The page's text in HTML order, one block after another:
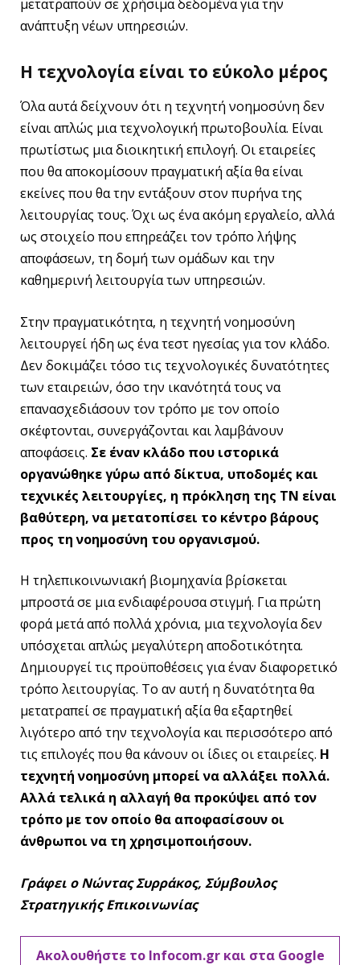
μετατραπούν σε χρήσιμα δεδομένα για την
ανάπτυξη νέων υπηρεσιών.
Η τεχνολογία είναι το εύκολο μέρος
Όλα αυτά δείχνουν ότι η τεχνητή νοημοσύνη δεν
είναι απλώς μια τεχνολογική πρωτοβουλία. Είναι
πρωτίστως μια διοικητική επιλογή. Οι εταιρείες
που θα αποκομίσουν πραγματική αξία θα είναι
εκείνες που θα την εντάξουν στον πυρήνα της
λειτουργίας τους. Όχι ως ένα ακόμη εργαλείο, αλλά
ως στοιχείο που επηρεάζει τον τρόπο λήψης
αποφάσεων, τη δομή των ομάδων και την
καθημερινή λειτουργία των υπηρεσιών.
Στην πραγματικότητα, η τεχνητή νοημοσύνη
λειτουργεί ήδη ως ένα τεστ ηγεσίας για τον κλάδο.
Δεν δοκιμάζει τόσο τις τεχνολογικές δυνατότητες
των εταιρειών, όσο την ικανότητά τους να
επανασχεδιάσουν τον τρόπο με τον οποίο
σκέφτονται, συνεργάζονται και λαμβάνουν
αποφάσεις. Σε έναν κλάδο που ιστορικά
οργανώθηκε γύρω από δίκτυα, υποδομές και
τεχνικές λειτουργίες, η πρόκληση της ΤΝ είναι
βαθύτερη, να μετατοπίσει το κέντρο βάρους
προς τη νοημοσύνη του οργανισμού.
Η τηλεπικοινωνιακή βιομηχανία βρίσκεται
μπροστά σε μια ενδιαφέρουσα στιγμή. Για πρώτη
φορά μετά από πολλά χρόνια, μια τεχνολογία δεν
υπόσχεται απλώς μεγαλύτερη αποδοτικότητα.
Δημιουργεί τις προϋποθέσεις για έναν διαφορετικό
τρόπο λειτουργίας. Το αν αυτή η δυνατότητα θα
μετατραπεί σε πραγματική αξία θα εξαρτηθεί
λιγότερο από την τεχνολογία και περισσότερο από
τις επιλογές που θα κάνουν οι ίδιες οι εταιρείες. Η
τεχνητή νοημοσύνη μπορεί να αλλάξει πολλά.
Αλλά τελικά η αλλαγή θα προκύψει από τον
τρόπο με τον οποίο θα αποφασίσουν οι
άνθρωποι να τη χρησιμοποιήσουν.
Γράφει ο Νώντας Συρράκος, Σύμβουλος
Στρατηγικής Επικοινωνίας
Ακολουθήστε το Infocom.gr και στα Google